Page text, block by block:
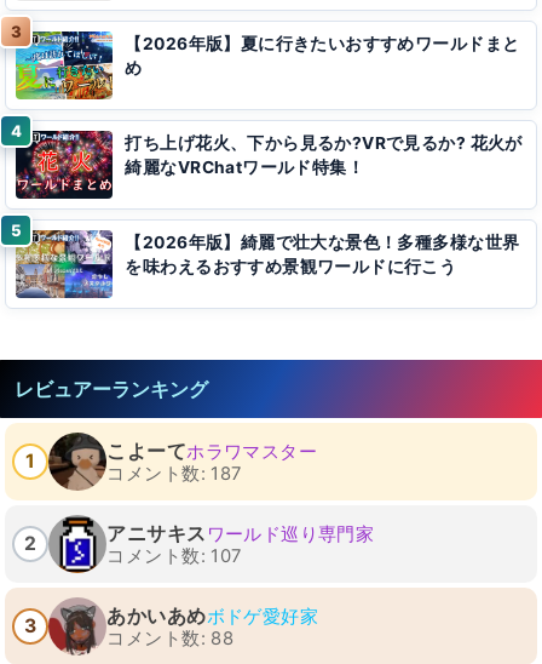
【2026年版】夏に行きたいおすすめワールドまと
め
打ち上げ花火、下から見るか?VRで見るか? 花火が
綺麗なVRChatワールド特集！
【2026年版】綺麗で壮大な景色！多種多様な世界
を味わえるおすすめ景観ワールドに行こう
レビュアーランキング
1 こよーてホラワマスター
コメント数: 187
2 アニサキス ワールド巡り専門家
コメント数: 107
3 あかいあめボドゲ愛好家
コメント数: 88